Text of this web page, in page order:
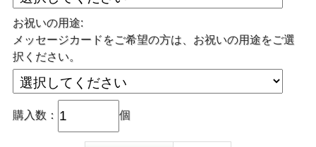
お祝いの用途:
メッセージカードをご希望の方は、お祝いの用途をご選
択ください。
購入数： 個